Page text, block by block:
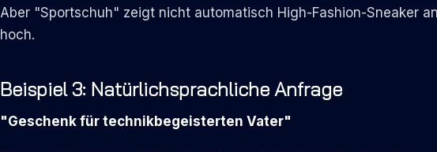
Aber "Sportschuh" zeigt nicht automatisch High-Fashion-Sneaker
hoch.
Beispiel 3: Natürlichsprachliche Anfrage
"Geschenk für technikbegeisterten Vater"